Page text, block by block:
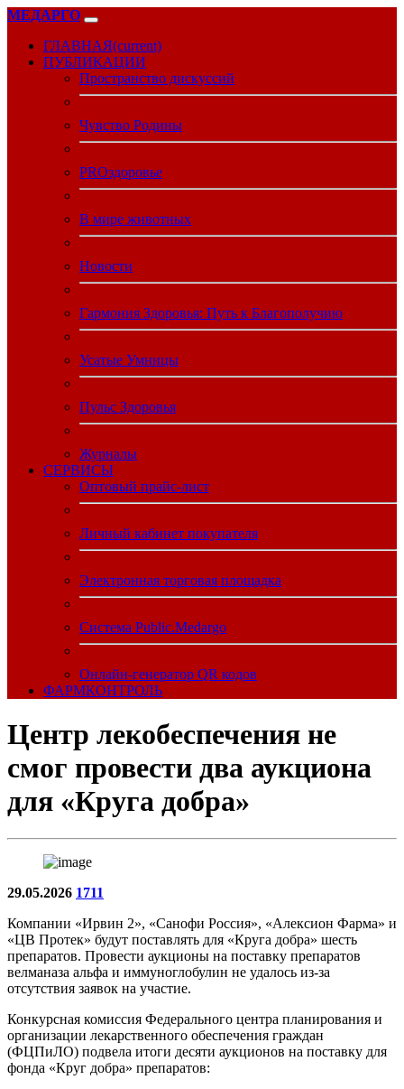
МЕДАРГО
ГЛАВНАЯ(current)
ПУБЛИКАЦИИ
Пространство дискуссий
Чувство Родины
PROздоровье
В мире животных
Новости
Гармония Здоровья: Путь к Благополучию
Усатые Умницы
Пульс Здоровья
Журналы
CЕРВИСЫ
Оптовый прайс-лист
Личный кабинет покупателя
Электронная торговая площадка
Система Public.Medargo
Онлайн-генератор QR кодов
ФАРМКОНТРОЛЬ
Центр лекобеспечения не
смог провести два аукциона
для «Круга добра»
29.05.2026 1711
Компании «Ирвин 2», «Санофи Россия», «Алексион Фарма» и
«ЦВ Протек» будут поставлять для «Круга добра» шесть
препаратов. Провести аукционы на поставку препаратов
велманаза альфа и иммуноглобулин не удалось из-за
отсутствия заявок на участие.
Конкурсная комиссия Федерального центра планирования и
организации лекарственного обеспечения граждан
(ФЦПиЛО) подвела итоги десяти аукционов на поставку для
фонда «Круг добра» препаратов: